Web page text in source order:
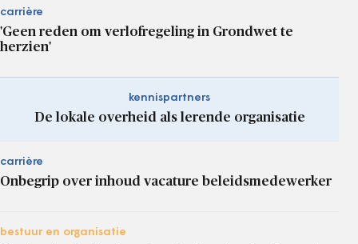
carrière
'Geen reden om verlofregeling in Grondwet te
herzien'
kennispartners
De lokale overheid als lerende organisatie
carrière
Onbegrip over inhoud vacature beleidsmedewerker
bestuur en organisatie